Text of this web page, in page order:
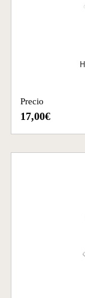
Precio
17,00€